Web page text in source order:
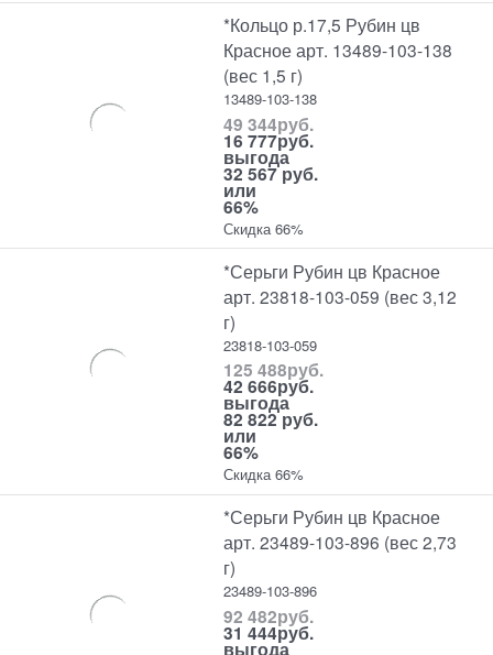
*Кольцо р.17,5 Рубин цв
Красное арт. 13489-103-138
(вес 1,5 г)
13489-103-138
49 344руб.
16 777руб.
выгода
32 567 руб.
или
66%
Скидка 66%
*Серьги Рубин цв Красное
арт. 23818-103-059 (вес 3,12
г)
23818-103-059
125 488руб.
42 666руб.
выгода
82 822 руб.
или
66%
Скидка 66%
*Серьги Рубин цв Красное
арт. 23489-103-896 (вес 2,73
г)
23489-103-896
92 482руб.
31 444руб.
выгода